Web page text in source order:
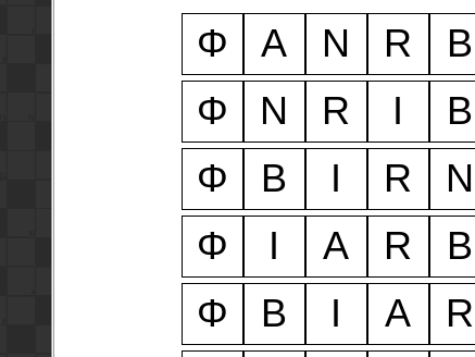
Φ A N R B
Φ
N R I B
Φ
B I R N
Φ
I A R B
Φ
B I A R